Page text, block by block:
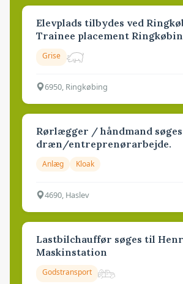
Elevplads tilbydes ved
Trainee placement
Grise
6950, Ringkøbing
Rørlægger / håndmand
dræn/entreprenørarbejde.
Anlæg Kloak
4690, Haslev
Lastbilchauffør søges til
Maskinstation
Godstransport